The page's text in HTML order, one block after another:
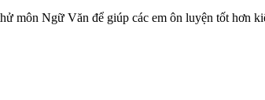
môn Ngữ Văn để giúp các em ôn luyện tốt hơn